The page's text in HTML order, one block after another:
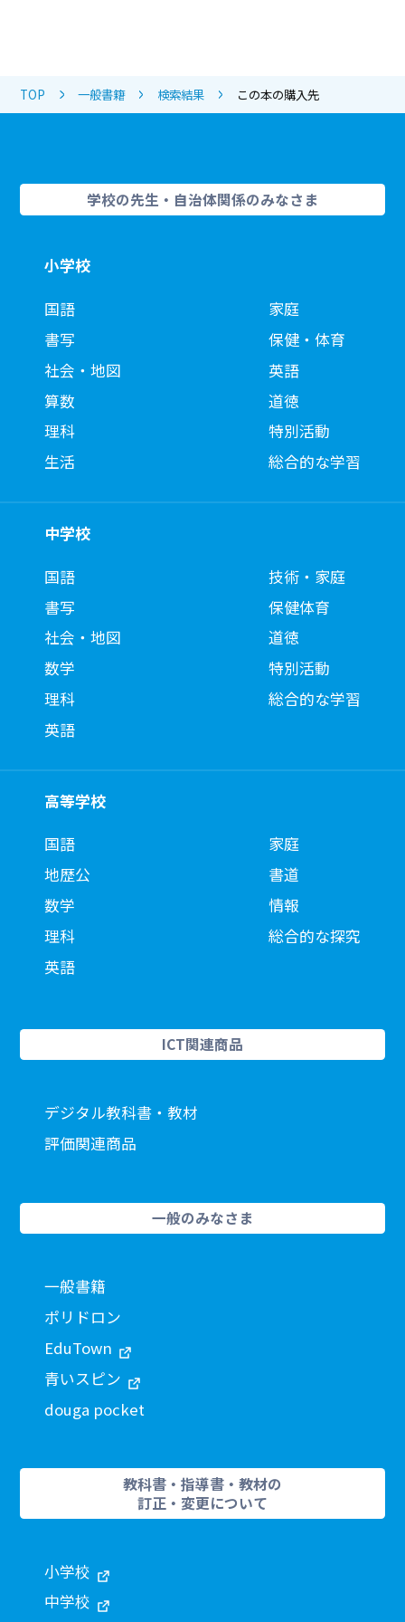
TOP 一般書籍 検索結果 この本の購入先
学校の先生・自治体関係のみなさま
小学校
国語
書写
社会・地図
算数
理科
生活
家庭
保健・体育
英語
道徳
特別活動
総合的な学習
中学校
国語
書写
社会・地図
数学
理科
英語
技術・家庭
保健体育
道徳
特別活動
総合的な学習
高等学校
国語
地歴公
数学
理科
英語
家庭
書道
情報
総合的な探究
ICT関連商品
デジタル教科書・教材
評価関連商品
一般のみなさま
一般書籍
ポリドロン
EduTown
青いスピン
douga pocket
教科書・指導書・教材の
訂正・変更について
小学校
中学校